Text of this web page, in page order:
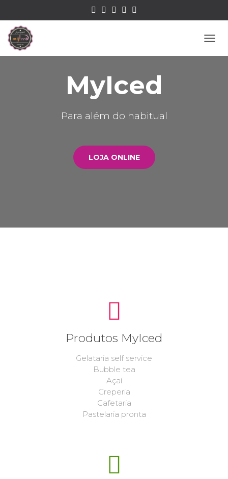
MyIced
Para além do habitual
LOJA ONLINE
Produtos MyIced
Gelataria self service
Bubble tea
Açaí
Creperia
Cafetaria
Pastelaria pronta